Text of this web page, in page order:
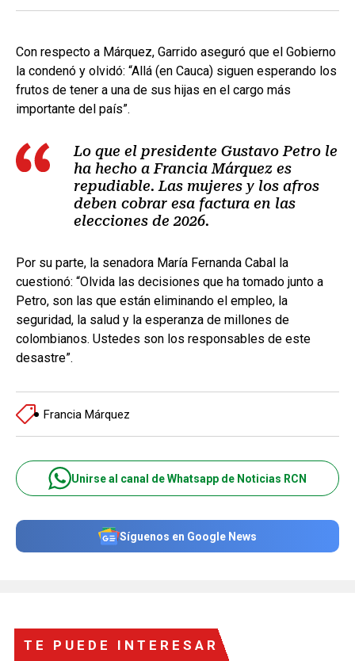
Con respecto a Márquez, Garrido aseguró que el Gobierno
la condenó y olvidó: “Allá (en Cauca) siguen esperando los
frutos de tener a una de sus hijas en el cargo más
importante del país”.
Lo que el presidente Gustavo Petro le
ha hecho a Francia Márquez es
repudiable. Las mujeres y los afros
deben cobrar esa factura en las
elecciones de 2026.
Por su parte, la senadora María Fernanda Cabal la
cuestionó: “Olvida las decisiones que ha tomado junto a
Petro, son las que están eliminando el empleo, la
seguridad, la salud y la esperanza de millones de
colombianos. Ustedes son los responsables de este
desastre”.
Francia Márquez
Unirse al canal de Whatsapp de Noticias RCN
Síguenos en Google News
TE PUEDE INTERESAR